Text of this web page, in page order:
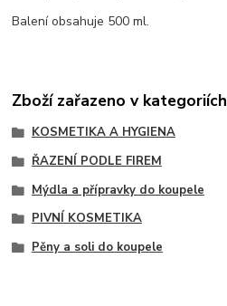
Balení obsahuje 500 ml.
Zboží zařazeno v kategoriích
KOSMETIKA A HYGIENA
ŘAZENÍ PODLE FIREM
Mýdla a přípravky do koupele
PIVNÍ KOSMETIKA
Pěny a soli do koupele